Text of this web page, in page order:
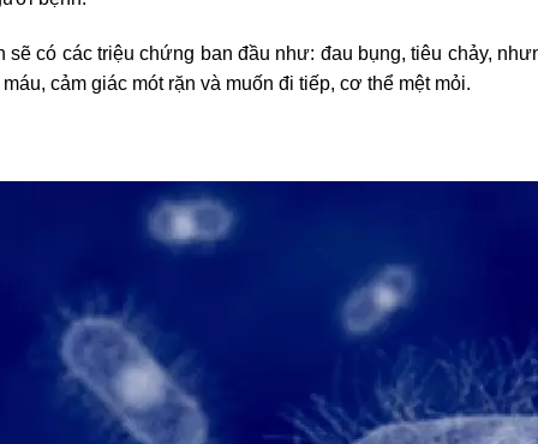
có các triệu chứng ban đầu như: đau bụng, tiêu chảy,
cảm giác mót rặn và muốn đi tiếp, cơ thể mệt mỏi.